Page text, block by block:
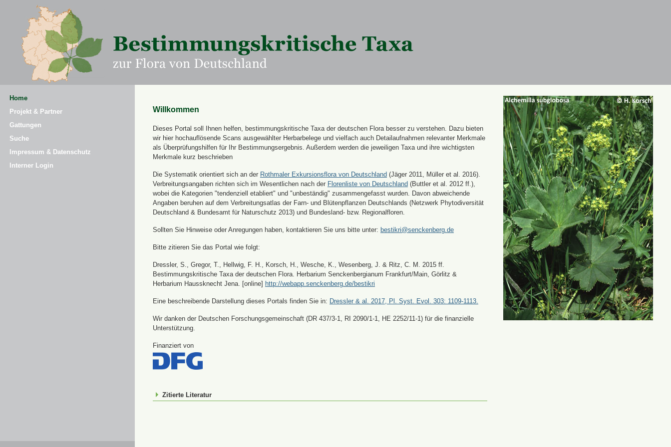
Home
Projekt & Partner
Gattungen
Suche
Impressum & Datenschutz
Interner Login
Willkommen
Dieses Portal soll Ihnen helfen, bestimmungskritische Taxa der deutschen Flora besser zu verstehen. Dazu bieten
wir hier hochauflösende Scans ausgewählter Herbarbelege und vielfach auch Detailaufnahmen relevanter Merkmale
als Überprüfungshilfen für Ihr Bestimmungsergebnis. Außerdem werden die jeweiligen Taxa und ihre wichtigsten
Merkmale kurz beschrieben
Die Systematik orientiert sich an der Rothmaler Exkursionsflora von Deutschland (Jäger 2011, Müller et al. 2016).
Verbreitungsangaben richten sich im Wesentlichen nach der Florenliste von Deutschland (Buttler et al. 2012 ff.),
wobei die Kategorien "tendenziell etabliert" und "unbeständig" zusammengefasst wurden. Davon abweichende
Angaben beruhen auf dem Verbreitungsatlas der Farn- und Blütenpflanzen Deutschlands (Netzwerk Phytodiversität
Deutschland & Bundesamt für Naturschutz 2013) und Bundesland- bzw. Regionalfloren.
Sollten Sie Hinweise oder Anregungen haben, kontaktieren Sie uns bitte unter: bestikri@senckenberg.de
Bitte zitieren Sie das Portal wie folgt:
Dressler, S., Gregor, T., Hellwig, F. H., Korsch, H., Wesche, K., Wesenberg, J. & Ritz, C. M. 2015 ff.
Bestimmungskritische Taxa der deutschen Flora. Herbarium Senckenbergianum Frankfurt/Main, Görlitz &
Herbarium Haussknecht Jena. [online] http://webapp.senckenberg.de/bestikri
Eine beschreibende Darstellung dieses Portals finden Sie in: Dressler & al. 2017, Pl. Syst. Evol. 303: 1109-1113.
Wir danken der Deutschen Forschungsgemeinschaft (DR 437/3-1, RI 2090/1-1, HE 2252/11-1) für die finanzielle
Unterstützung.
Finanziert von
Zitierte Literatur